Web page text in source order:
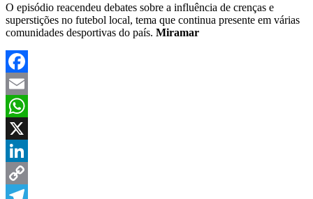
O episódio reacendeu debates sobre a influência de crenças e
superstições no futebol local, tema que continua presente em várias
comunidades desportivas do país. Miramar
Facebook
Email
WhatsApp
X
LinkedIn
Copy